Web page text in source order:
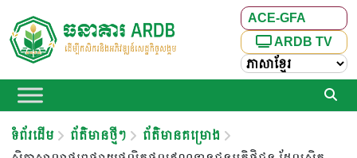
ACE-GFA
ARDB TV
ទំព័រដើម ព័ត៌មានថ្មីៗ
ព័ត៌មានគម្រោង